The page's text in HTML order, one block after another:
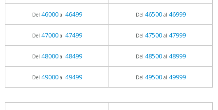
Del 46000al 46499 Del 46500al 46999
Del 47000al 47499 Del 47500al 47999
Del 48000al 48499 Del 48500al 48999
Del 49000al 49499 Del 49500al 49999